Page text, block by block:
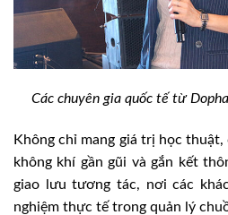
Các chuyên gia quốc tế từ
Không chỉ mang giá trị học
không khí gần gũi và gắn kết
giao lưu tương tác, nơi các
nghiệm thực tế trong quản lý